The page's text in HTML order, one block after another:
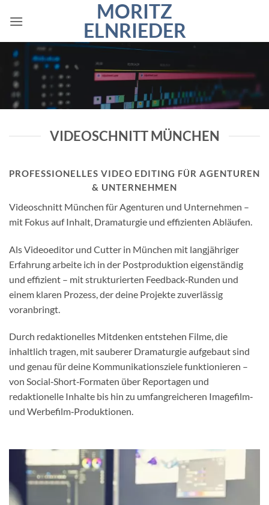
Inhalt
MORITZ
ELNRIEDER
VIDEOSCHNITT MÜNCHEN
PROFESSIONELLES VIDEO EDITING FÜR AGENTUREN
& UNTERNEHMEN
Videoschnitt München für Agenturen und Unternehmen –
mit Fokus auf Inhalt, Dramaturgie und effizienten Abläufen.
Als Videoeditor und Cutter in München mit langjähriger
Erfahrung arbeite ich in der Postproduktion eigenständig
und effizient – mit strukturierten Feedback‑Runden und
einem klaren Prozess, der deine Projekte zuverlässig
voranbringt.
Durch redaktionelles Mitdenken entstehen Filme, die
inhaltlich tragen, mit sauberer Dramaturgie aufgebaut sind
und genau für deine Kommunikationsziele funktionieren –
von Social‑Short‑Formaten über Reportagen und
redaktionelle Inhalte bis hin zu umfangreicheren Imagefilm‑
und Werbefilm‑Produktionen.